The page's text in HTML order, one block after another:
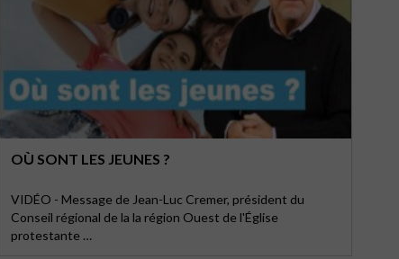
OÙ SONT LES JEUNES ?
VIDÉO - Message de Jean-Luc Cremer, président du
Conseil régional de la la région Ouest de l'Église
protestante …